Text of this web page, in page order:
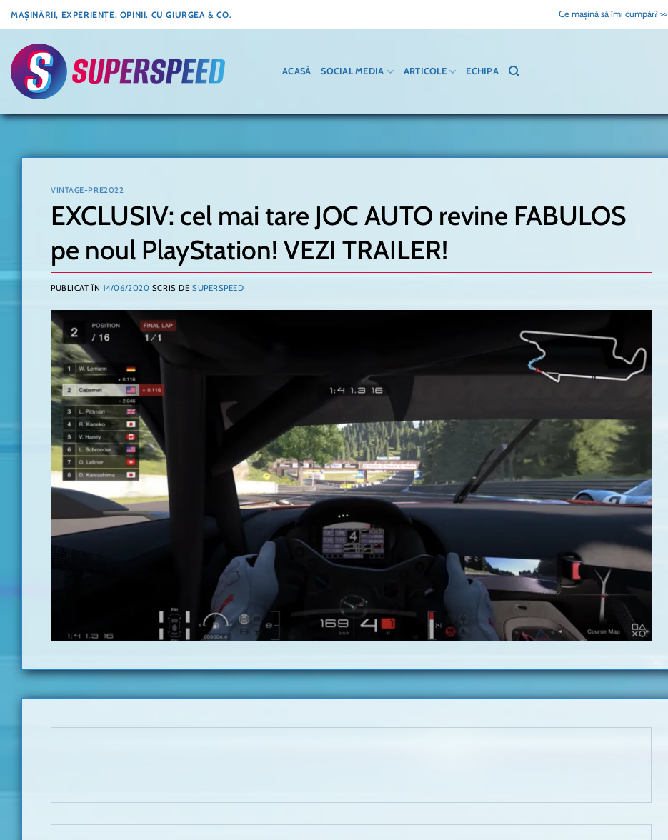
Skip
to
content
MAȘINĂRII, EXPERIENȚE, OPINII. CU GIURGEA & CO. Ce mașină să îmi cumpăr? >>
ACASĂ SOCIAL MEDIA ARTICOLE ECHIPA
VINTAGE-PRE2022
EXCLUSIV: cel mai tare JOC AUTO revine FABULOS
pe noul PlayStation! VEZI TRAILER!
PUBLICAT ÎN 14/06/2020 SCRIS DE SUPERSPEED